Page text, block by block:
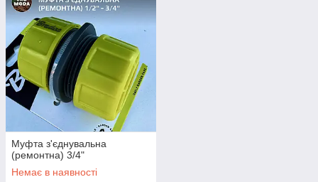
Муфта з'єднувальна
(ремонтна) 3/4"
Немає в наявності